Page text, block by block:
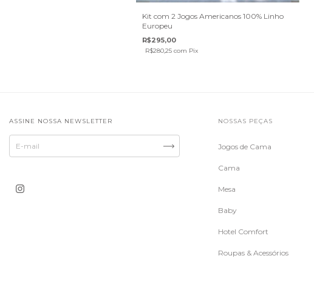
Kit com 2 Jogos Americanos 100% Linho
Europeu
R$295,00
R$280,25 com Pix
ASSINE NOSSA NEWSLETTER NOSSAS PEÇAS
Jogos de Cama
Cama
Mesa
Baby
Hotel Comfort
Roupas & Acessórios